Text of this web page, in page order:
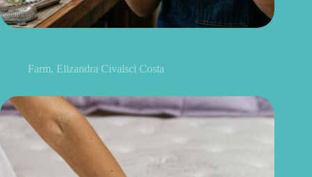
Farm. Elizandra Civalsci Costa